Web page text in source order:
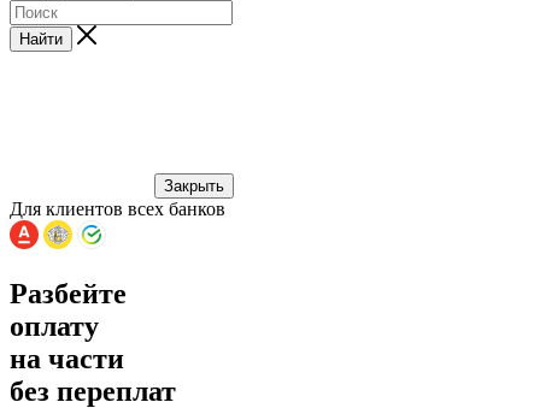
Найти
Закрыть
Для клиентов всех банков
Разбейте
оплату
на части
без переплат